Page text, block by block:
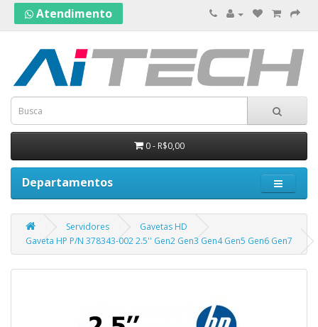
Atendimento
0 - R$0,00
Departamentos
Servidores
Gavetas HD
Gaveta HP P/N 378343-002 2.5'' Gen2 Gen3 Gen4 Gen5 Gen6 Gen7